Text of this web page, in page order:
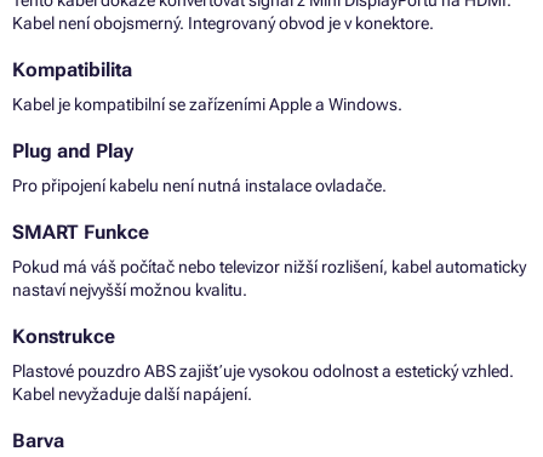
Kabel není obojsmerný. Integrovaný obvod je v konektore.
Kompatibilita
Kabel je kompatibilní se zařízeními Apple a Windows.
Plug and Play
Pro připojení kabelu není nutná instalace ovladače.
SMART Funkce
Pokud má váš počítač nebo televizor nižší rozlišení, kabel automaticky
nastaví nejvyšší možnou kvalitu.
Konstrukce
Plastové pouzdro ABS zajišťuje vysokou odolnost a estetický vzhled.
Kabel nevyžaduje další napájení.
Barva